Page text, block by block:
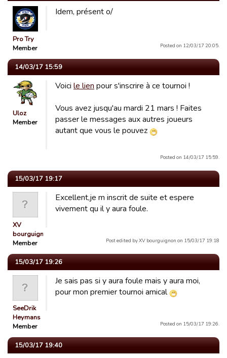
Pro Try
Member
Idem, présent o/
Posted on 12/03/17 20:05.
14/03/17 15:59
Uloz
Member
Voici le lien pour s'inscrire à ce tournoi !
Vous avez jusqu'au mardi 21 mars ! Faites
passer le messages aux autres joueurs
autant que vous le pouvez
Posted on 14/03/17 15:59.
15/03/17 19:17
XV
bourguignon
Member
Excellent,je m inscrit de suite et espere
vivement qu il y aura foule.
Post edited by XV bourguignon on 15/03/17 19:18
15/03/17 19:26
SeeDrik
Heymans
Member
Je sais pas si y aura foule mais y aura moi,
pour mon premier tournoi amical
Posted on 15/03/17 19:26.
15/03/17 19:40